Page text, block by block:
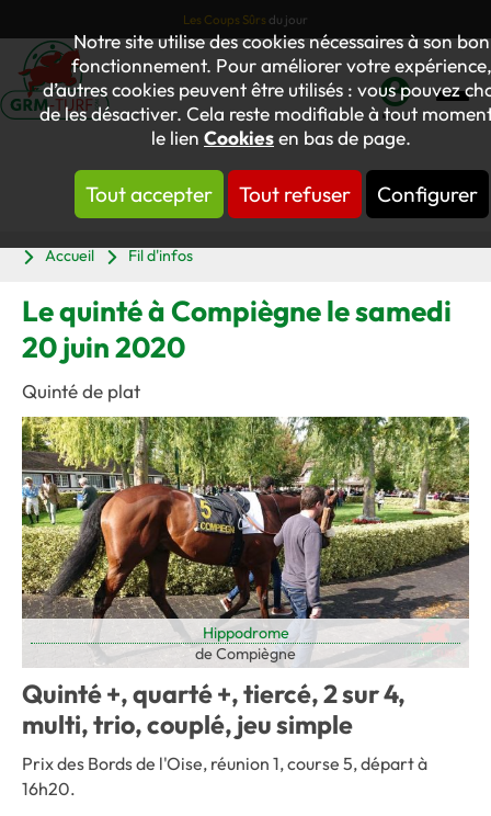
Notre site utilise des cookies nécessaires à son bon
fonctionnement. Pour améliorer votre expérience,
d’autres cookies peuvent être utilisés : vous pouvez
de les désactiver. Cela reste modifiable à tout
le lien Cookiesen bas de page.
Tout accepter Tout refuser Configurer
Les Coups Sûrs du jour
Mon
compte
Accueil
Fil d'infos
Le quinté à Compiègne le samedi
20 juin 2020
Quinté de plat
Hippodrome
de Compiègne
Quinté +, quarté +, tiercé, 2 sur 4,
multi, trio, couplé, jeu simple
Prix des Bords de l'Oise, réunion 1, course 5, départ à
16h20.